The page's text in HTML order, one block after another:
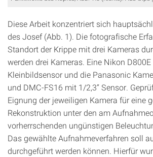
Diese Arbeit konzentriert sich
des Josef (Abb. 1). Die fotografische
Standort der Krippe mit drei Kameras
werden drei Kameras. Eine Nikon
Kleinbildsensor und die Panasonic
und DMC‑FS16 mit 1/2,3“ Sensor.
Eignung der jeweiligen Kamera für eine
Rekonstruktion unter den am
vorherrschenden ungünstigen
Das gewählte Aufnahmeverfahren soll
durchgeführt werden können. Hierfür